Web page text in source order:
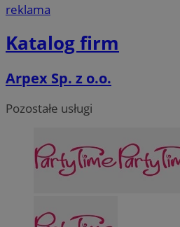
reklama
Katalog firm
Arpex Sp. z o.o.
Pozostałe usługi